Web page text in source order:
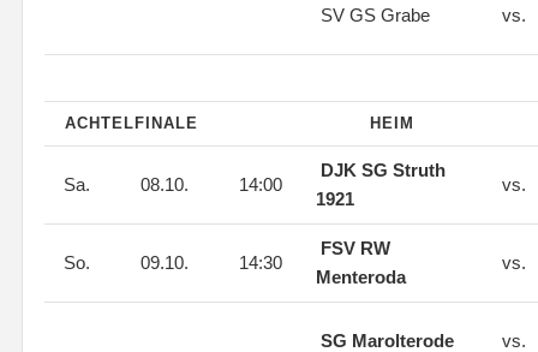
SV GS Grabe vs.
ACHTELFINALE HEIM
Sa. 08.10. 14:00
DJK SG Struth
1921
vs.
So. 09.10. 14:30
FSV RW
Menteroda
vs.
SG Marolterode vs.